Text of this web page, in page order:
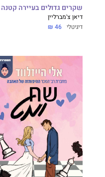
שקרים גדולים בעיירה קטנה
דיאן צ'מברליין
דיגיטלי 46 ₪